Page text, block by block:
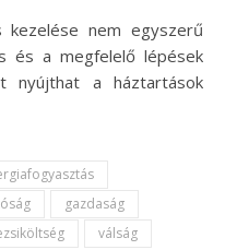
kezelése nem egyszerű
és a megfelelő lépések
nyújthat a háztartások
gazdaság
válság